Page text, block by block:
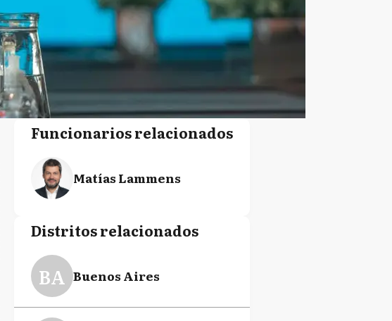
Funcionarios relacionados
Matías Lammens
Distritos relacionados
BA Buenos Aires